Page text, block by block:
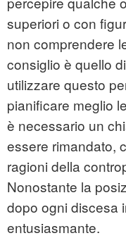
superiori o con
non comprendere
consiglio è quello
utilizzare questo
pianificare meglio
è necessario un
essere rimandato,
ragioni della
Nonostante la
dopo ogni discesa
entusiasmante.